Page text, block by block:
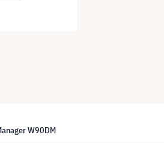
W90DM